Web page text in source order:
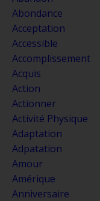
Abondance
Acceptation
Accessible
Accomplissement
Acquis
Action
Actionner
Activité Physique
Adaptation
Adpatation
Amour
Amérique
Anniversaire